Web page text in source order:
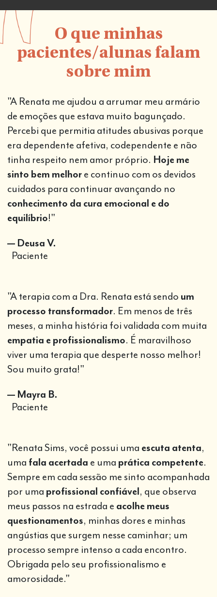
O que minhas
pacientes/alunas falam
sobre mim
"A Renata me ajudou a arrumar meu armário
de emoções que estava muito bagunçado.
Percebi que permitia atitudes abusivas porque
era dependente afetiva, codependente e não
tinha respeito nem amor próprio. Hoje me
sinto bem melhore continuo com os devidos
cuidados para continuar avançando no
conhecimento da cura emocional e do
equilíbrio!"
— Deusa V.
Paciente
"A terapia com a Dra. Renata está sendo um
processo transformador. Em menos de três
meses, a minha história foi validada com muita
empatia e profissionalismo. É maravilhoso
viver uma terapia que desperte nosso melhor!
Sou muito grata!"
— Mayra B.
Paciente
"Renata Sims, você possui uma escuta atenta,
uma fala acertada e uma prática competente.
Sempre em cada sessão me sinto acompanhada
por uma profissional confiável, que observa
meus passos na estrada e acolhe meus
questionamentos, minhas dores e minhas
angústias que surgem nesse caminhar; um
processo sempre intenso a cada encontro.
Obrigada pelo seu profissionalismo e
amorosidade."